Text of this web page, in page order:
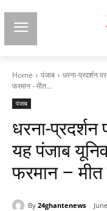
Home पंजाब
धरना-प्रदर्शन
फरमान - मीत...
पंजाब
धरना-
यह पंजाब
फरमान –
By 24ghantenews